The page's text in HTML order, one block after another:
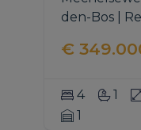
den-Bos
€
4 1
1